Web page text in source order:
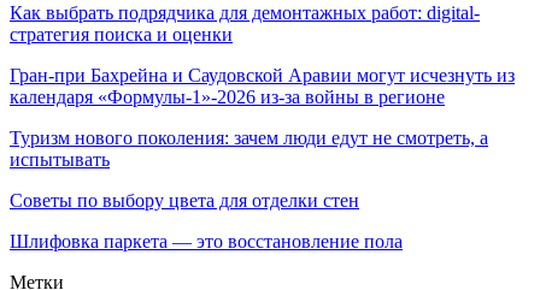
Как выбрать подрядчика для демонтажных работ: digital-
стратегия поиска и оценки
Гран-при Бахрейна и Саудовской Аравии могут исчезнуть из
календаря «Формулы-1»-2026 из-за войны в регионе
Туризм нового поколения: зачем люди едут не смотреть, а
испытывать
Советы по выбору цвета для отделки стен
Шлифовка паркета — это восстановление пола
Метки